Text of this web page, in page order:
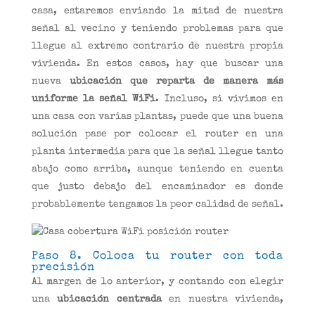
casa, estaremos enviando la mitad de nuestra
señal al vecino y teniendo problemas para que
llegue al extremo contrario de nuestra propia
vivienda. En estos casos, hay que buscar una
nueva ubicación que reparta de manera más
uniforme la señal WiFi. Incluso, si vivimos en
una casa con varias plantas, puede que una buena
solución pase por colocar el router en una
planta intermedia para que la señal llegue tanto
abajo como arriba, aunque teniendo en cuenta
que justo debajo del encaminador es donde
probablemente tengamos la peor calidad de señal.
Paso 8. Coloca tu router con toda
precisión
Al margen de lo anterior, y contando con elegir
unaubicación centradaen nuestra vivienda,